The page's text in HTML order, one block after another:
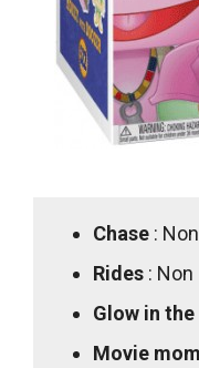
Chase : Non
Rides : Non
Glow in
Movie